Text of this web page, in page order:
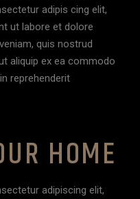
adipis cing elit,
ut labore et dolore
quis nostrud
aliquip ex ea commodo
reprehenderit
HOME
adipiscing elit,